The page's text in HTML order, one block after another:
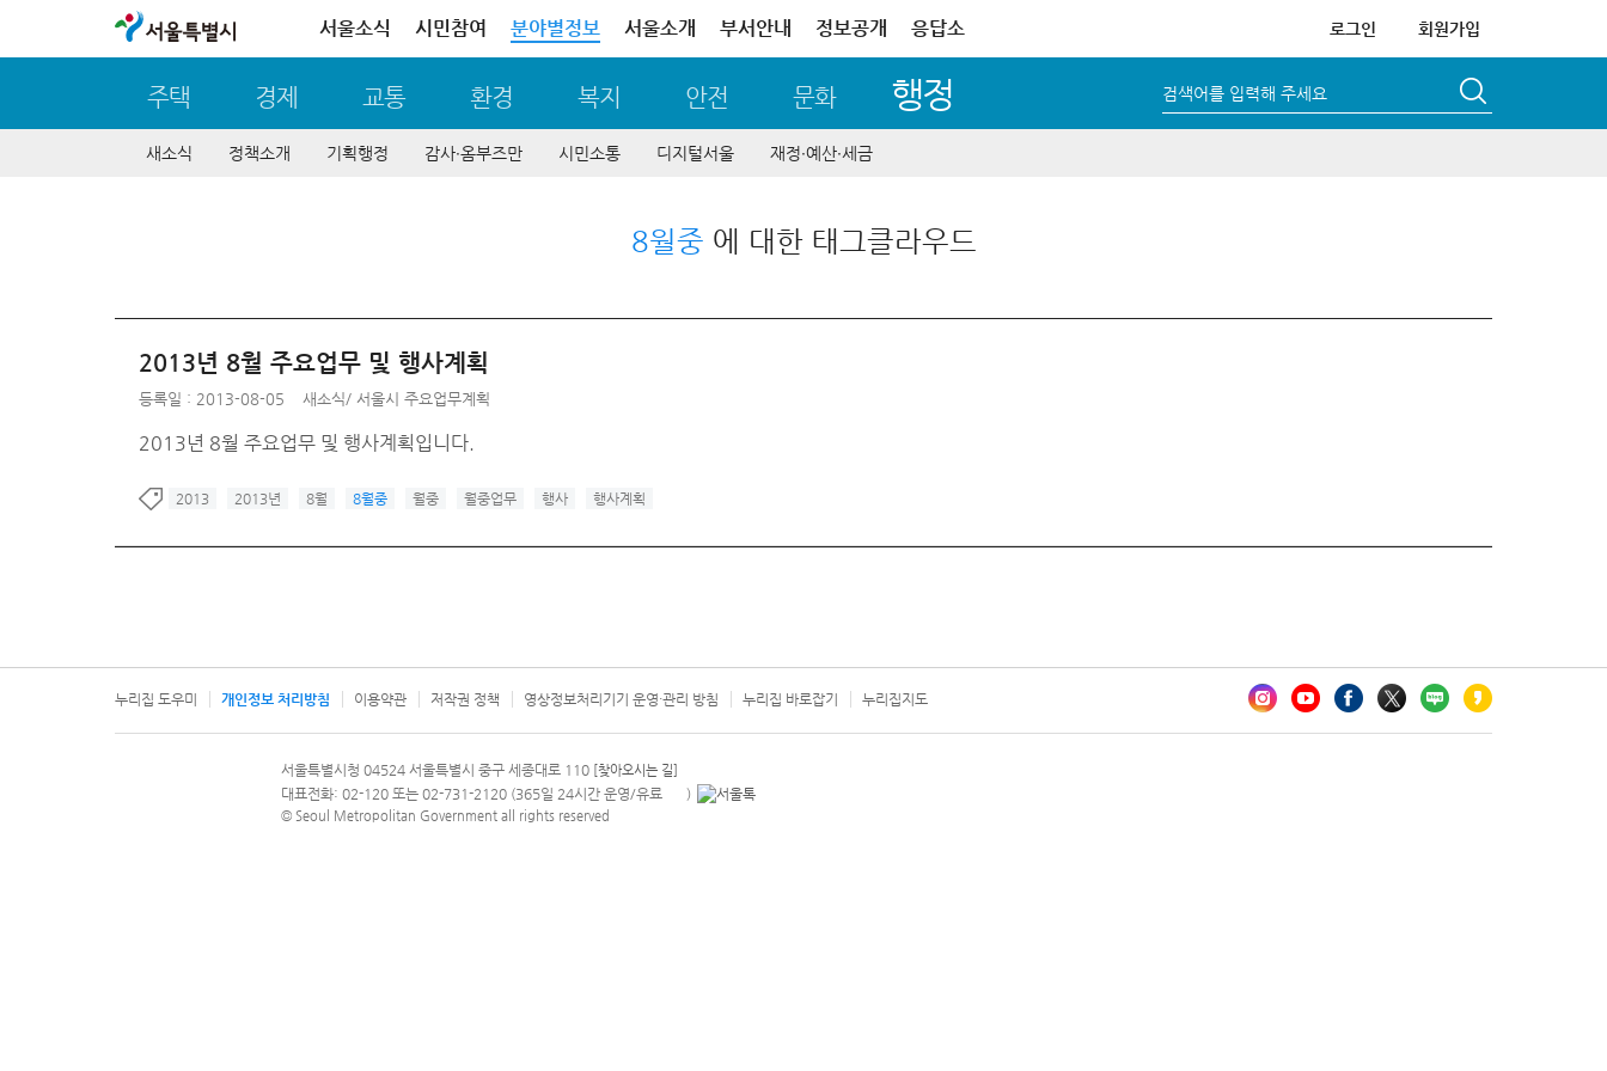
서울특별시 서울소식 시민참여 분야별정보 서울소개 부서안내 정보공개 응답소 로그인 회원가입
주택 경제 교통 환경 복지 안전 문화 행정 검색어를 입력해 주세요
새소식 정책소개 기획행정 감사∙옴부즈만 시민소통 디지털서울 재정∙예산∙세금
8월중 에 대한 태그클라우드
2013년 8월 주요업무 및 행사계획
등록일 : 2013-08-05 새소식/ 서울시 주요업무계획
2013년 8월 주요업무 및 행사계획입니다.
2013 2013년 8월 8월중 월중 월중업무 행사 행사계획
누리집 도우미 개인정보 처리방침 이용약관 저작권 정책 영상정보처리기기 운영·관리 방침 누리집 바로잡기 누리집지도
문의 전화번호 120, 120 다산콜재단
서울특별시청 04524 서울특별시 중구 세종대로 110 [찾아오시는 길]
대표전화: 02-120 또는 02-731-2120 (365일 24시간 운영/유료 안내팝업 열기
)
© Seoul Metropolitan Government all rights reserved